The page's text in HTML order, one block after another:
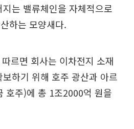
는 밸류체인을 자체적으로
하는 모양새다.
르면 회사는 이차전지 소재
하기 위해 호주 광산과 아르
호주)에 총 1조2000억 원을